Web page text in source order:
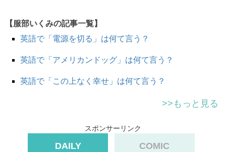
（one’s のところにはmy, your, his, her, their
hold の過去形は held です。
yourbreath
【服部いくみの記事一覧】
英語で「電源を切る」は何て言う？
英語で「アメリカンドッグ」は何て言う？
英語で「この上なく幸せ」は何て言う？
>>もっと見る
スポンサーリンク
DAILY COMIC